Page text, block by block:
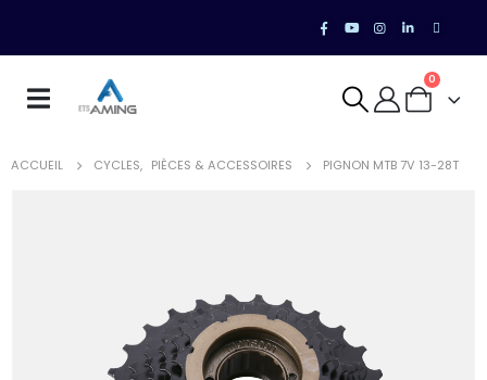
0
ACCUEIL CYCLES, PIÈCES & ACCESSOIRES PIGNON MTB 7V 13-28T